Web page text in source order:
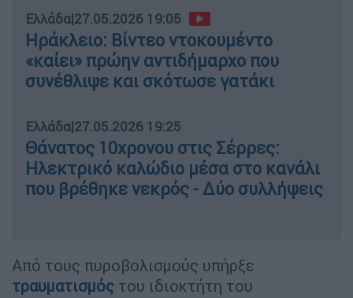
Ελλάδα|27.05.2026 19:05
Ηράκλειο: Βίντεο ντοκουμέντο
«καίει» πρώην αντιδήμαρχο που
συνέθλιψε και σκότωσε γατάκι
Ελλάδα|27.05.2026 19:25
Θάνατος 10χρονου στις Σέρρες:
Ηλεκτρικό καλώδιο μέσα στο κανάλι
που βρέθηκε νεκρός - Δύο συλλήψεις
Από τους πυροβολισμούς υπήρξε
τραυματισμός του ιδιοκτήτη του